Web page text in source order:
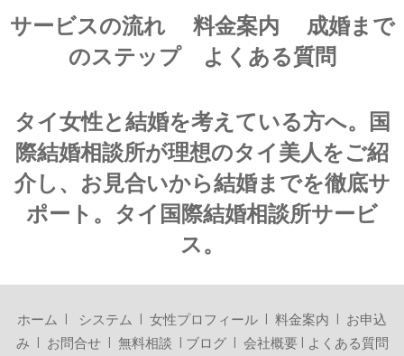
サービスの流れ 料金案内
成婚まで
のステップ
よくある質問
タイ女性と結婚を考えている方へ。国
際結婚相談所が理想のタイ美人をご紹
介し、お見合いから結婚までを徹底サ
ポート。タイ国際結婚相談所サービ
ス。
ホーム システム 女性プロフィール 料金案内
お申込
み
お問合せI 無料相談 ブログI 会社概要 よくある質問